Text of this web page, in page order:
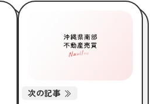
次の記事